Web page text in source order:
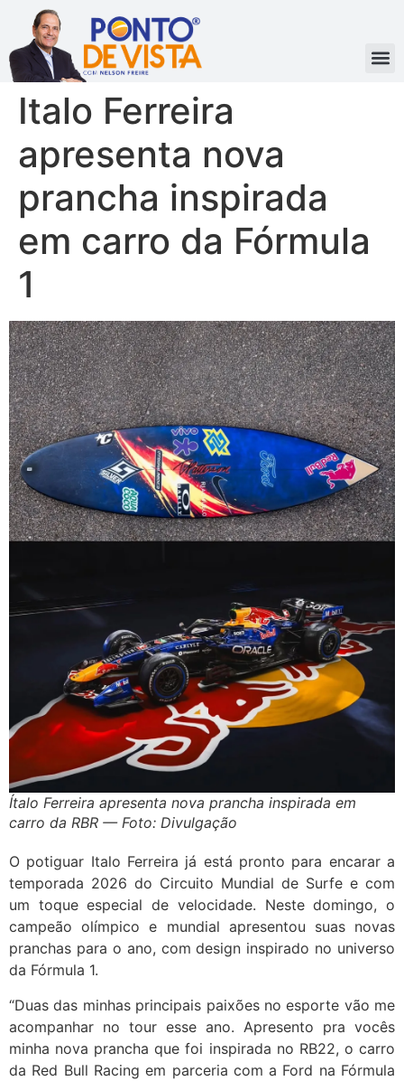
Italo Ferreira
apresenta nova
prancha inspirada
em carro da Fórmula
1
Ítalo Ferreira apresenta nova prancha inspirada em
carro da RBR — Foto: Divulgação
O potiguar Italo Ferreira já está pronto para encarar a
temporada 2026 do Circuito Mundial de Surfe e com
um toque especial de velocidade. Neste domingo, o
campeão olímpico e mundial apresentou suas novas
pranchas para o ano, com design inspirado no universo
da Fórmula 1.
“Duas das minhas principais paixões no esporte vão me
acompanhar no tour esse ano. Apresento pra vocês
minha nova prancha que foi inspirada no RB22, o carro
da Red Bull Racing em parceria com a Ford na Fórmula